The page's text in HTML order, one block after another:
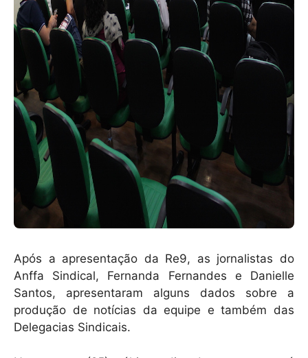
Após a apresentação da Re9, as jornalistas do
Anffa Sindical, Fernanda Fernandes e Danielle
Santos, apresentaram alguns dados sobre a
produção de notícias da equipe e também das
Delegacias Sindicais.